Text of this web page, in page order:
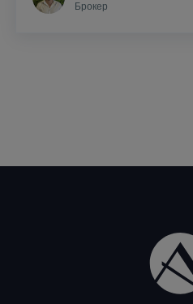
Брокер